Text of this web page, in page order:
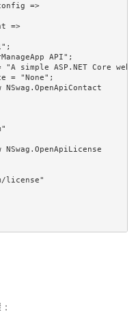
=>
=>
API";
"A simple ASP.NET Core web
= "None";
NSwag.OpenApiContact
NSwag.OpenApiLicense
license"